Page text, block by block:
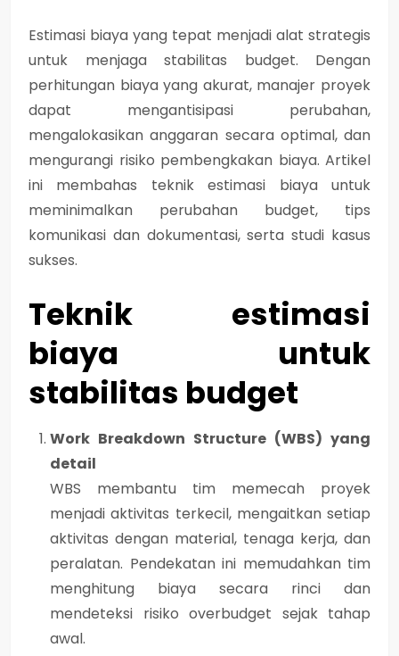
Estimasi biaya yang tepat menjadi alat strategis
untuk menjaga stabilitas budget. Dengan
perhitungan biaya yang akurat, manajer proyek
dapat mengantisipasi perubahan,
mengalokasikan anggaran secara optimal, dan
mengurangi risiko pembengkakan biaya. Artikel
ini membahas teknik estimasi biaya untuk
meminimalkan perubahan budget, tips
komunikasi dan dokumentasi, serta studi kasus
sukses.
Teknik estimasi
biaya untuk
stabilitas budget
Work Breakdown Structure (WBS) yang
detail
WBS membantu tim memecah proyek
menjadi aktivitas terkecil, mengaitkan setiap
aktivitas dengan material, tenaga kerja, dan
peralatan. Pendekatan ini memudahkan tim
menghitung biaya secara rinci dan
mendeteksi risiko overbudget sejak tahap
awal.